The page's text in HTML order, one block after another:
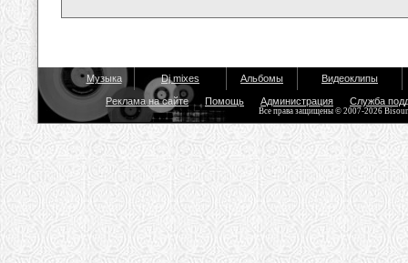
Музыка Dj mixes Альбомы Видеоклипы
Реклама на сайте Помощь Администрация Служба
Все права защищены © 2007-2026